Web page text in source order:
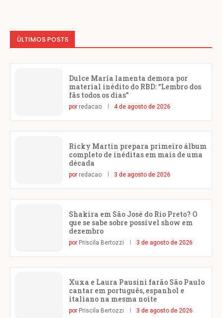
ÚLTIMOS POSTS
Dulce María lamenta demora por
material inédito do RBD: “Lembro dos
fãs todos os dias”
por redacao 4 de agosto de 2026
Ricky Martin prepara primeiro álbum
completo de inéditas em mais de uma
década
por redacao 3 de agosto de 2026
Shakira em São José do Rio Preto? O
que se sabe sobre possível show em
dezembro
por Priscila Bertozzi 3 de agosto de 2026
Xuxa e Laura Pausini farão São Paulo
cantar em português, espanhol e
italiano na mesma noite
por Priscila Bertozzi 3 de agosto de 2026